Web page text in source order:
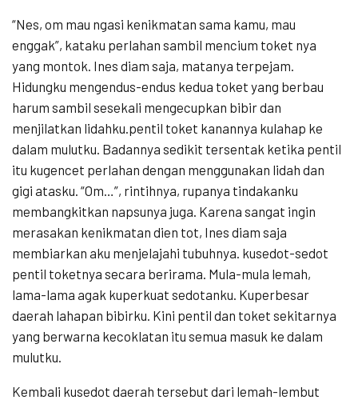
“Nes, om mau ngasi kenikmatan sama kamu, mau
enggak”, kataku perlahan sambil mencium toket nya
yang montok. Ines diam saja, matanya terpejam.
Hidungku mengendus-endus kedua toket yang berbau
harum sambil sesekali mengecupkan bibir dan
menjilatkan lidahku.pentil toket kanannya kulahap ke
dalam mulutku. Badannya sedikit tersentak ketika pentil
itu kugencet perlahan dengan menggunakan lidah dan
gigi atasku. “Om…”, rintihnya, rupanya tindakanku
membangkitkan napsunya juga. Karena sangat ingin
merasakan kenikmatan dien tot, Ines diam saja
membiarkan aku menjelajahi tubuhnya. kusedot-sedot
pentil toketnya secara berirama. Mula-mula lemah,
lama-lama agak kuperkuat sedotanku. Kuperbesar
daerah lahapan bibirku. Kini pentil dan toket sekitarnya
yang berwarna kecoklatan itu semua masuk ke dalam
mulutku.
Kembali kusedot daerah tersebut dari lemah-lembut